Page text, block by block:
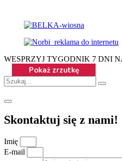
WESPRZYJ TYGODNIK 7 DNI
Skontaktuj się z nami!
Imię
E-mail